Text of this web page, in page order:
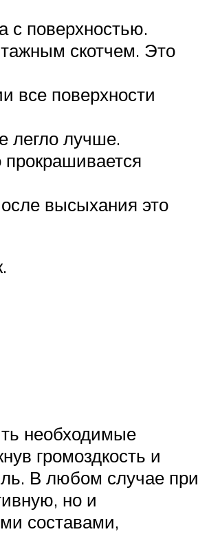
с поверхностью.
скотчем. Это
все поверхности
легло лучше.
прокрашивается
высыхания это
необходимые
громоздкость и
В любом случае при
но и
составами,